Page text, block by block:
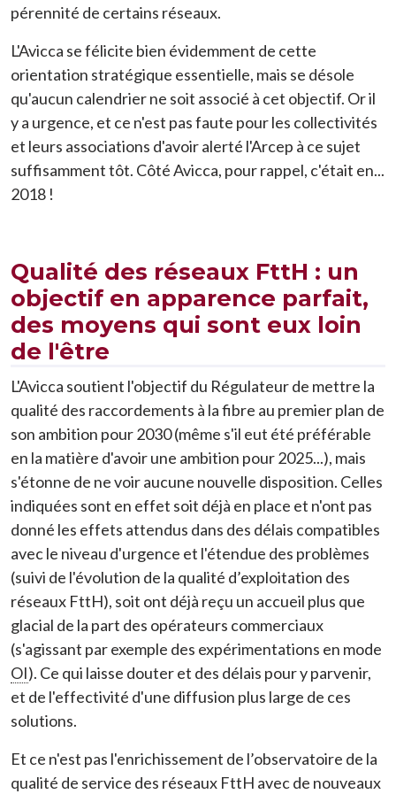
pérennité de certains réseaux.
L'Avicca se félicite bien évidemment de cette
orientation stratégique essentielle, mais se désole
qu'aucun calendrier ne soit associé à cet objectif. Or il
y a urgence, et ce n'est pas faute pour les collectivités
et leurs associations d'avoir alerté l'Arcep à ce sujet
suffisamment tôt. Côté Avicca, pour rappel, c'était en...
2018 !
Qualité des réseaux FttH : un
objectif en apparence parfait,
des moyens qui sont eux loin
de l'être
L'Avicca soutient l'objectif du Régulateur de mettre la
qualité des raccordements à la fibre au premier plan de
son ambition pour 2030 (même s'il eut été préférable
en la matière d'avoir une ambition pour 2025...), mais
s'étonne de ne voir aucune nouvelle disposition. Celles
indiquées sont en effet soit déjà en place et n'ont pas
donné les effets attendus dans des délais compatibles
avec le niveau d'urgence et l'étendue des problèmes
(suivi de l'évolution de la qualité d’exploitation des
réseaux FttH), soit ont déjà reçu un accueil plus que
glacial de la part des opérateurs commerciaux
(s'agissant par exemple des expérimentations en mode
OI). Ce qui laisse douter et des délais pour y parvenir,
et de l'effectivité d'une diffusion plus large de ces
solutions.
Et ce n'est pas l'enrichissement de l’observatoire de la
qualité de service des réseaux FttH avec de nouveaux